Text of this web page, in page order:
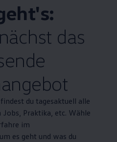
das
findest du tagesaktuell alle
Jobs, Praktika, etc. Wähle
im
es geht und was du